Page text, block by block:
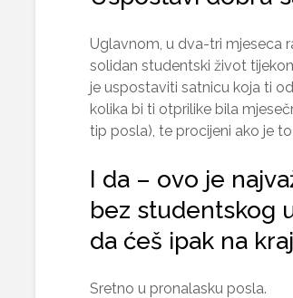
Uglavnom, u dva-tri mjeseca
solidan studentski život
je uspostaviti satnicu koja ti
kolika bi ti otprilike bila
tip posla), te procijeni ako je
I da – ovo je
bez studentskog
da ćeš ipak na
Sretno u pronalasku posla.